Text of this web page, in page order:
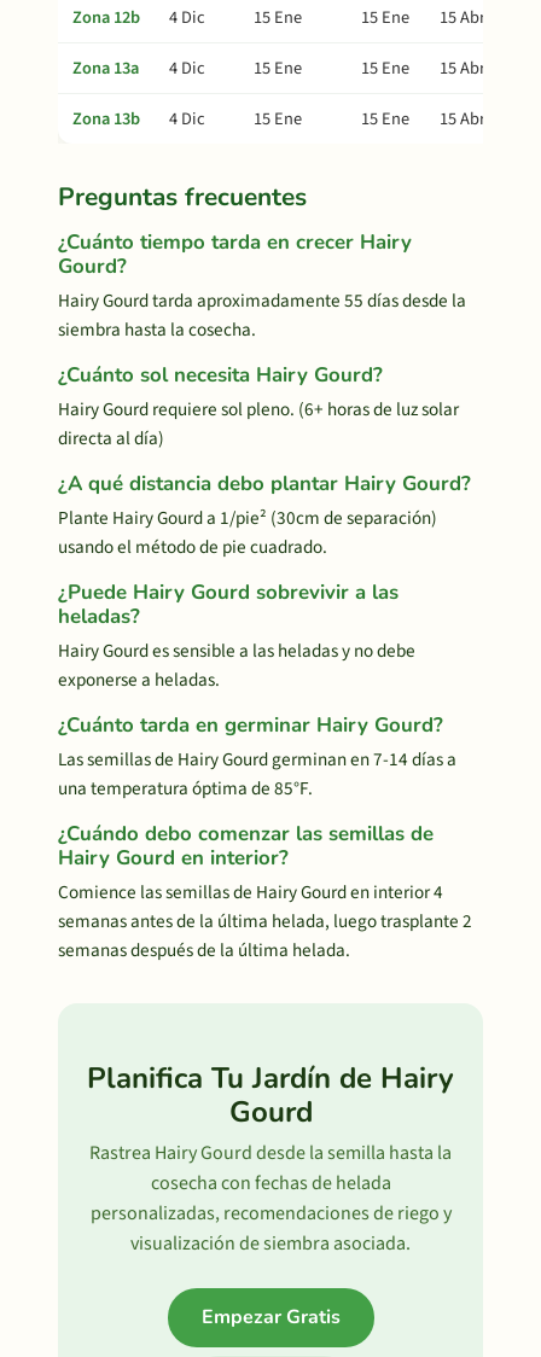
Zona 12b 4 Dic 15 Ene 15 Ene
15 Abr
Zona 13a
4 Dic 15 Ene 15 Ene
15 Abr
Zona 13b
4 Dic 15 Ene 15 Ene 15 Abr
Preguntas frecuentes
¿Cuánto tiempo tarda en crecer Hairy
Gourd?
Hairy Gourd tarda aproximadamente 55 días desde la
siembra hasta la cosecha.
¿Cuánto sol necesita Hairy Gourd?
Hairy Gourd requiere sol pleno. (6+ horas de luz solar
directa al día)
¿A qué distancia debo plantar Hairy Gourd?
Plante Hairy Gourd a 1/pie² (30cm de separación)
usando el método de pie cuadrado.
¿Puede Hairy Gourd sobrevivir a las
heladas?
Hairy Gourd es sensible a las heladas y no debe
exponerse a heladas.
¿Cuánto tarda en germinar Hairy Gourd?
Las semillas de Hairy Gourd germinan en 7-14 días a
una temperatura óptima de 85°F.
¿Cuándo debo comenzar las semillas de
Hairy Gourd en interior?
Comience las semillas de Hairy Gourd en interior 4
semanas antes de la última helada, luego trasplante 2
semanas después de la última helada.
Planifica Tu Jardín de Hairy
Gourd
Rastrea Hairy Gourd desde la semilla hasta la
cosecha con fechas de helada
personalizadas, recomendaciones de riego y
visualización de siembra asociada.
Empezar Gratis